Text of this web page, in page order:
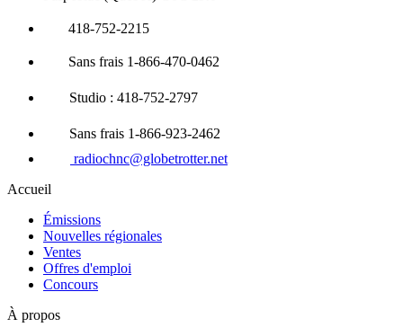
418-752-2215
Sans frais 1-866-470-0462
Studio : 418-752-2797
Sans frais 1-866-923-2462
radiochnc@globetrotter.net
Accueil
Émissions
Nouvelles régionales
Ventes
Offres d'emploi
Concours
À propos